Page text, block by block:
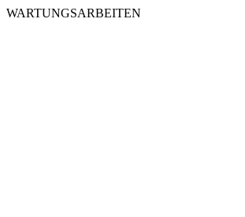
WARTUNGSARBEITEN